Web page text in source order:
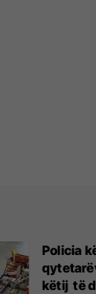
Policia
këtij të